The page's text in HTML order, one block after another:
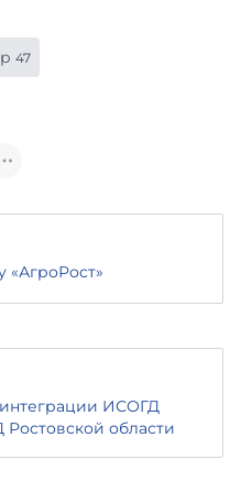
47
ИСОГД
области